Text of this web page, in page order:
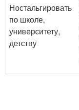
Ностальгировать
по школе,
университету,
детству